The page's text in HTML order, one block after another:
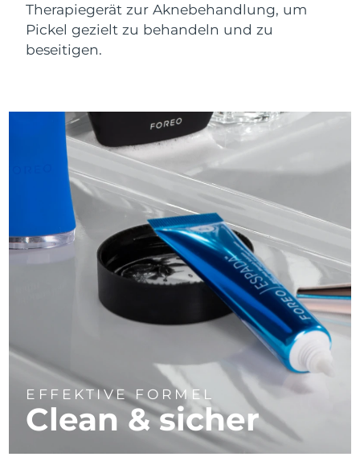
Therapiegerät zur Aknebehandlung, um
Pickel gezielt zu behandeln und zu
beseitigen.
EFFEKTIVE FORMEL
Clean & sicher
Vereinigte Arabische
Emirate
Erwartete Lieferung
Vereinigte Staaten Erwartete Lieferung
Usbekistan Erwartete Lieferung8/14/26
Vietnam Erwartete Lieferung8/15/26